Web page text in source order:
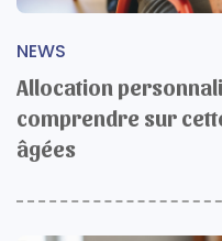
NEWS
Allocation
comprendre sur
âgées